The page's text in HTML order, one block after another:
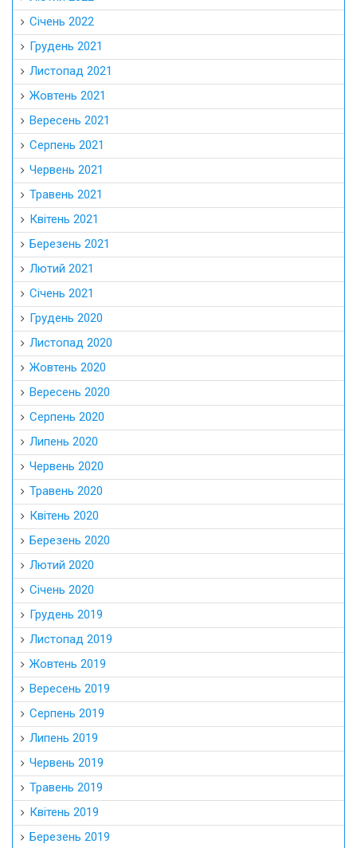
Січень 2022
Грудень 2021
Листопад 2021
Жовтень 2021
Вересень 2021
Серпень 2021
Червень 2021
Травень 2021
Квітень 2021
Березень 2021
Лютий 2021
Січень 2021
Грудень 2020
Листопад 2020
Жовтень 2020
Вересень 2020
Серпень 2020
Липень 2020
Червень 2020
Травень 2020
Квітень 2020
Березень 2020
Лютий 2020
Січень 2020
Грудень 2019
Листопад 2019
Жовтень 2019
Вересень 2019
Серпень 2019
Липень 2019
Червень 2019
Травень 2019
Квітень 2019
Березень 2019